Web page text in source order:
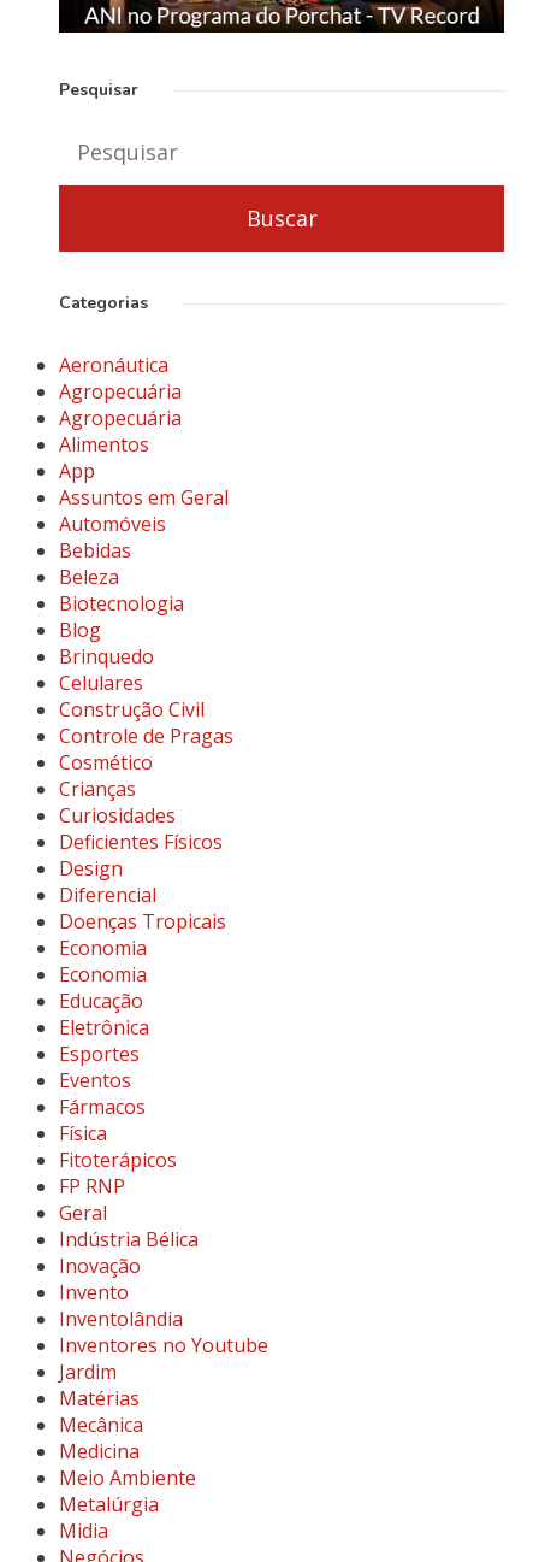
Pesquisar
Categorias
Aeronáutica
Agropecuária
Agropecuária
Alimentos
App
Assuntos em Geral
Automóveis
Bebidas
Beleza
Biotecnologia
Blog
Brinquedo
Celulares
Construção Civil
Controle de Pragas
Cosmético
Crianças
Curiosidades
Deficientes Físicos
Design
Diferencial
Doenças Tropicais
Economia
Economia
Educação
Eletrônica
Esportes
Eventos
Fármacos
Física
Fitoterápicos
FP RNP
Geral
Indústria Bélica
Inovação
Invento
Inventolândia
Inventores no Youtube
Jardim
Matérias
Mecânica
Medicina
Meio Ambiente
Metalúrgia
Midia